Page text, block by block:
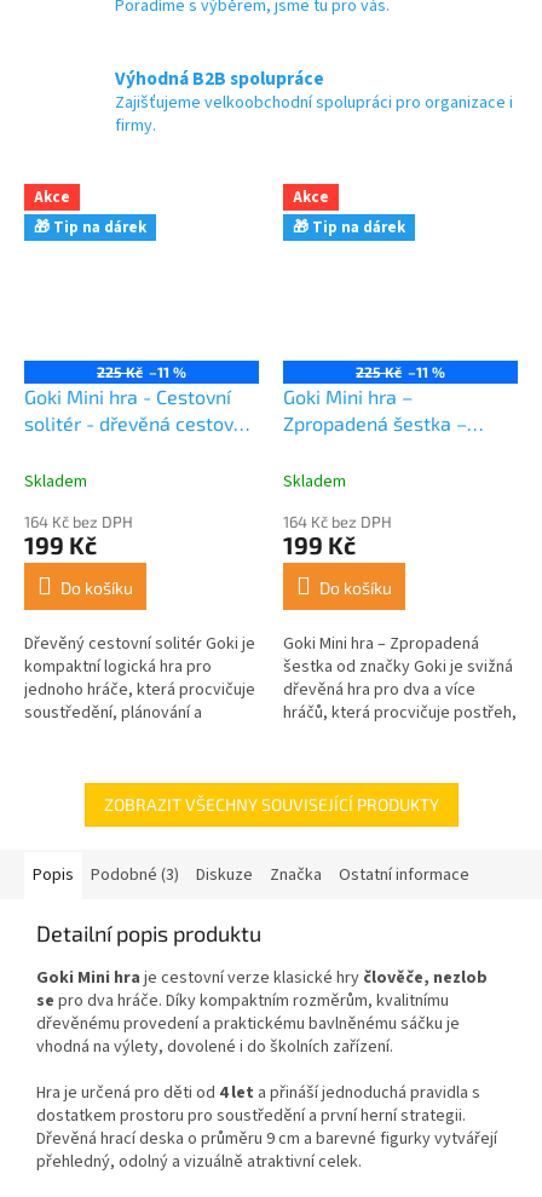
Poradíme s výběrem, jsme tu pro vás.
Výhodná B2B spolupráce
Zajišťujeme velkoobchodní spolupráci pro organizace i
firmy.
Akce
🎁 Tip na dárek
225 Kč –11 %
Goki Mini hra - Cestovní
solitér - dřevěná cestovní
Skladem
164 Kč bez DPH
199 Kč
Do košíku
Dřevěný cestovní solitér Goki je
kompaktní logická hra pro
jednoho hráče, která procvičuje
soustředění, plánování a
provedení...
Akce
🎁 Tip na dárek
225 Kč –11 %
Goki Mini hra –
Zpropadená šestka –
hra s kolíky
Skladem
164 Kč bez DPH
199 Kč
Do košíku
Goki Mini hra – Zpropadená
šestka od značky Goki je svižná
dřevěná hra pro dva a více
hráčů, která procvičuje postřeh,
kompaktnímu...
ZOBRAZIT VŠECHNY SOUVISEJÍCÍ PRODUKTY
Popis Podobné (3) Diskuze Značka Ostatní informace
Detailní popis produktu
Goki Mini hra je cestovní verze klasické hry člověče, nezlob
se pro dva hráče. Díky kompaktním rozměrům, kvalitnímu
dřevěnému provedení a praktickému bavlněnému sáčku je
vhodná na výlety, dovolené i do školních zařízení.
Hra je určená pro děti od 4 let a přináší jednoduchá pravidla s
dostatkem prostoru pro soustředění a první herní strategii.
Dřevěná hrací deska o průměru 9 cm a barevné figurky vytvářejí
přehledný, odolný a vizuálně atraktivní celek.